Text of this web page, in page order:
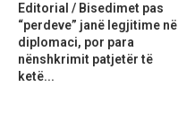
Editorial / Bisedimet pas
“perdeve” janë legjitime në
diplomaci, por para
nënshkrimit patjetër të
ketë...